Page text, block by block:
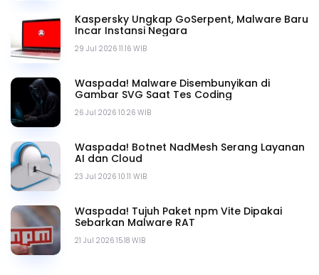
29 Jul 2026 11.16 WIB
Kaspersky Ungkap GoSerpent, Malware Baru
Incar Instansi Negara
26 Jul 2026 10.26 WIB
Waspada! Malware Disembunyikan di
Gambar SVG Saat Tes Coding
23 Jul 2026 10.11 WIB
Waspada! Botnet NadMesh Serang Layanan
AI dan Cloud
21 Jul 2026 15.18 WIB
Waspada! Tujuh Paket npm Vite Dipakai
Sebarkan Malware RAT